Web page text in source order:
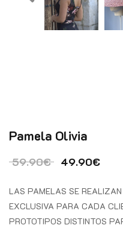
Pamela Olivia
59.90€ El precio
49.90€El
LAS PAMELAS SE
EXCLUSIVA PARA CADA
PROTOTIPOS DISTINTOS